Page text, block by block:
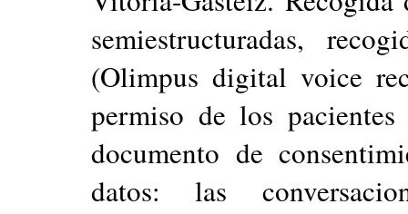
semiestructuradas,
(Olimpus digital voice
permiso de los
documento de
datos: las